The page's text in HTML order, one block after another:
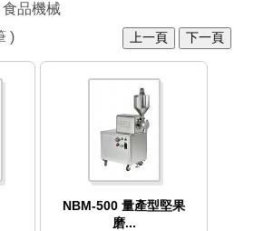
品機械
)
上一頁 下一頁
NBM-500 量產型堅果
磨...